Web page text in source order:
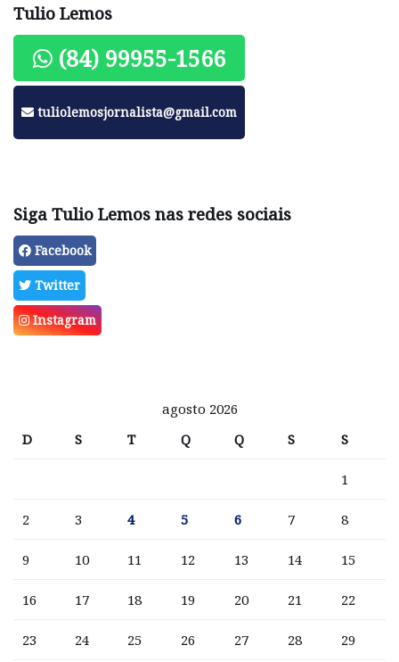
Tulio Lemos
(84) 99955-1566
tuliolemosjornalista@gmail.com
Siga Tulio Lemos nas redes sociais
Facebook
Twitter
Instagram
agosto 2026
D
S T Q Q S S
1
2 3 4 5 6 7 8
9 10 11 12 13 14 15
16 17 18 19 20 21 22
23 24 25 26 27 28 29